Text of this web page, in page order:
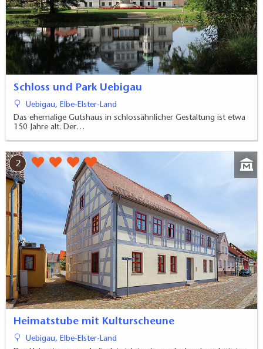
Schloss und Park Uebigau
Uebigau, Elbe-Elster-Land
Das ehemalige Gutshaus in schlossähnlicher Gestaltung ist etwa
150 Jahre alt. Der…
2
Heimatstube mit Kulturscheune
Uebigau, Elbe-Elster-Land